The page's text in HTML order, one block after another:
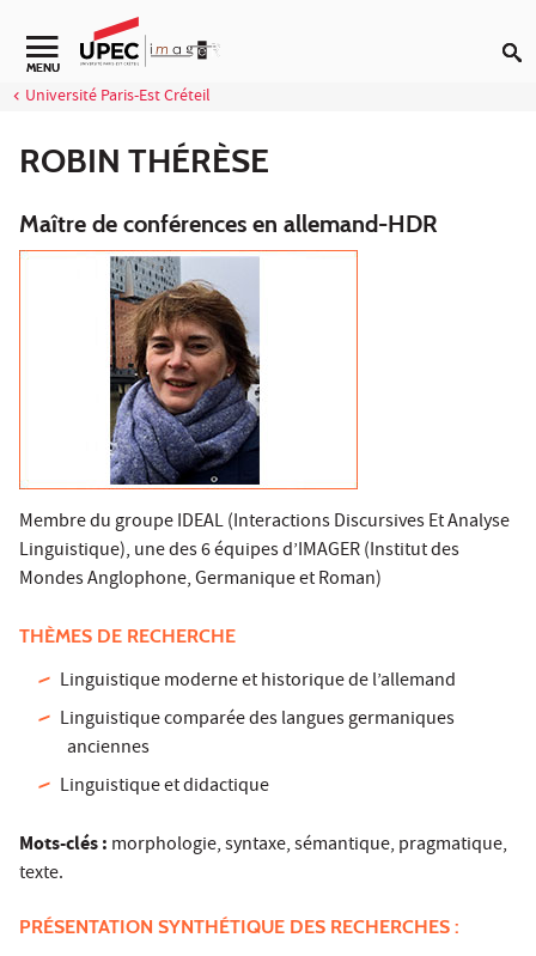
Aller au contenu
Navigation secondaire
MENU
Université Paris-Est Créteil
ROBIN THÉRÈSE
Maître de conférences en allemand-HDR
Membre du groupe IDEAL (Interactions Discursives Et Analyse
Linguistique), une des 6 équipes d’IMAGER (Institut des
Mondes Anglophone, Germanique et Roman)
THÈMES DE RECHERCHE
Linguistique moderne et historique de l’allemand
Linguistique comparée des langues germaniques
anciennes
Linguistique et didactique
Mots-clés : morphologie, syntaxe, sémantique, pragmatique,
texte.
PRÉSENTATION SYNTHÉTIQUE DES RECHERCHES :